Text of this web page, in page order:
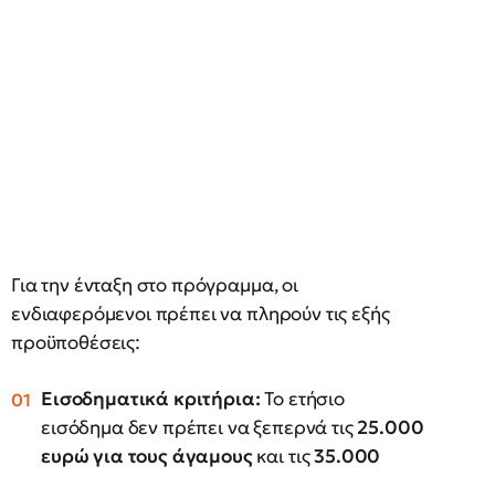
Για την ένταξη στο πρόγραμμα, οι
ενδιαφερόμενοι πρέπει να πληρούν τις εξής
προϋποθέσεις:
Εισοδηματικά κριτήρια:Το ετήσιο
εισόδημα δεν πρέπει να ξεπερνά τις25.000
ευρώ για τους άγαμουςκαι τις35.000